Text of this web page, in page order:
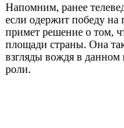
Напомним, ранее
если одержит победу на
примет решение о том,
площади страны. Она
взгляды вождя в данном
роли.